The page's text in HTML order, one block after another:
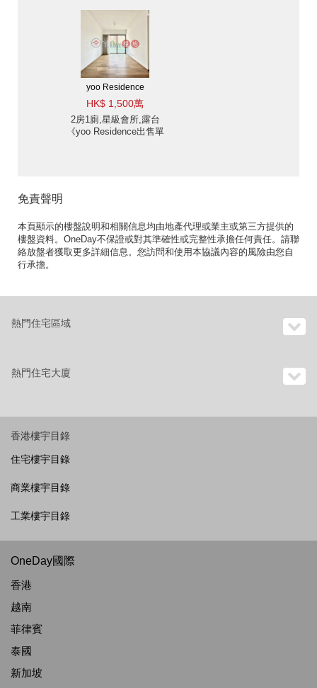
yoo Residence
HK$ 1,500萬
2房1廁,星級會所,露台
《yoo Residence出售單
免責聲明
本頁顯示的樓盤說明和相關信息均由地產代理或業主或第三方提供的
樓盤資料。OneDay不保證或對其準確性或完整性承擔任何責任。請聯
絡放盤者獲取更多詳細信息。您訪問和使用本協議內容的風險由您自
行承擔。
熱門住宅區域
熱門住宅大廈
香港樓宇目錄
住宅樓宇目錄
商業樓宇目錄
工業樓宇目錄
OneDay國際
香港
越南
菲律賓
泰國
新加坡